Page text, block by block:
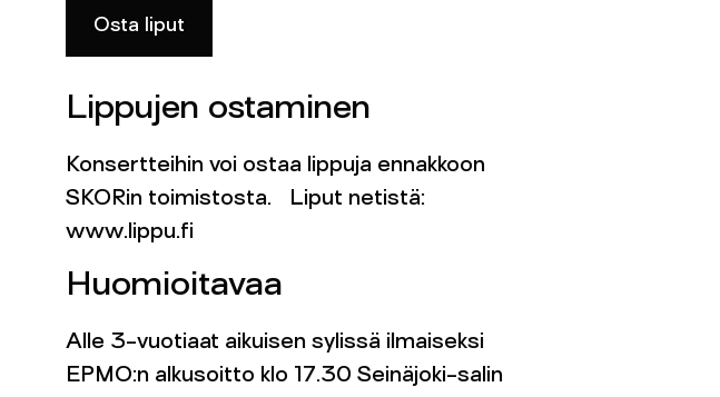
Osta liput
Lippujen ostaminen
Konsertteihin voi ostaa lippuja ennakkoon
SKORin toimistosta. Liput netistä:
www.lippu.fi
Huomioitavaa
Alle 3-vuotiaat aikuisen sylissä ilmaiseksi
EPMO:n alkusoitto klo 17.30 Seinäjoki-salin